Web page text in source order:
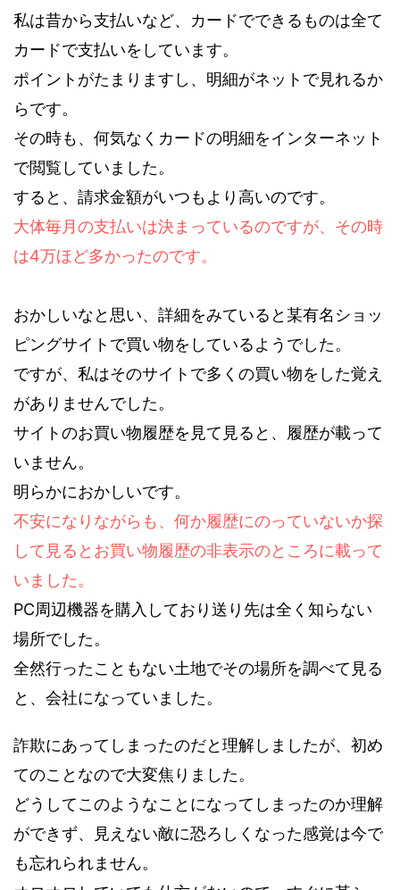
私は昔から支払いなど、カードでできるものは全て
カードで支払いをしています。
ポイントがたまりますし、明細がネットで見れるか
らです。
その時も、何気なくカードの明細をインターネット
で閲覧していました。
すると、請求金額がいつもより高いのです。
大体毎月の支払いは決まっているのですが、その時
は4万ほど多かったのです。
おかしいなと思い、詳細をみていると某有名ショッ
ピングサイトで買い物をしているようでした。
ですが、私はそのサイトで多くの買い物をした覚え
がありませんでした。
サイトのお買い物履歴を見て見ると、履歴が載って
いません。
明らかにおかしいです。
不安になりながらも、何か履歴にのっていないか探
して見るとお買い物履歴の非表示のところに載って
いました。
PC周辺機器を購入しており送り先は全く知らない
場所でした。
全然行ったこともない土地でその場所を調べて見る
と、会社になっていました。
詐欺にあってしまったのだと理解しましたが、初め
てのことなので大変焦りました。
どうしてこのようなことになってしまったのか理解
ができず、見えない敵に恐ろしくなった感覚は今で
も忘れられません。